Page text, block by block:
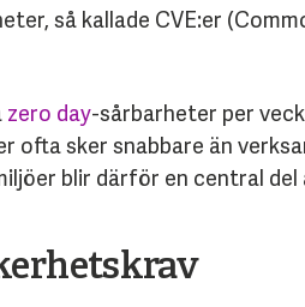
så kallade CVE:er
zero day-sårbarheter per
sker snabbare än
blir därför en central